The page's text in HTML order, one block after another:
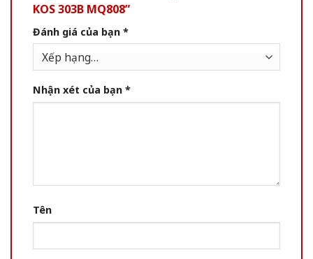
KOS 303B MQ808”
Đánh giá của bạn *
Nhận xét của bạn *
Tên